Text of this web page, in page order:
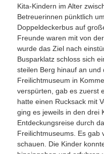
Kita-Kindern im Alter
Betreuerinnen pünktlich
Doppeldeckerbus auf
Freunde waren mit von
wurde das Ziel nach
Busparklatz schloss sich
steilen Berg hinauf an und
Freilichtmuseum in
verspürten, gab es zuerst
hatte einen Rucksack mit
ging es jeweils in den drei
Entdeckungsreise durch
Freilichtmuseums. Es gab
schauen. Die Kinder